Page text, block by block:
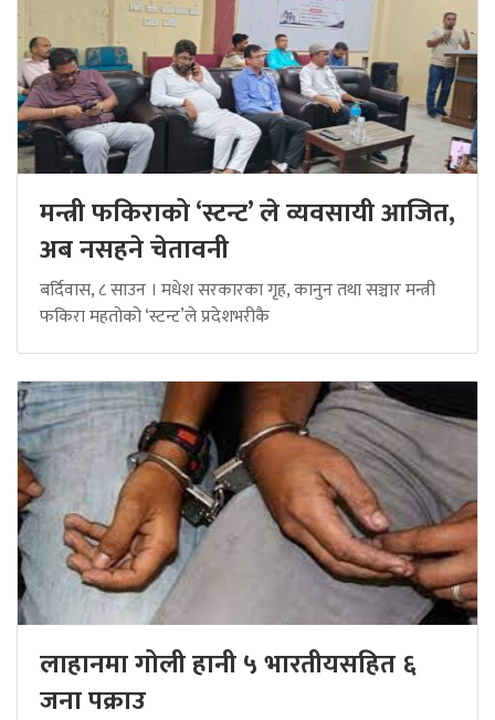
मन्त्री फकिराको ‘स्टन्ट’ ले व्यवसायी आजित,
अब नसहने चेतावनी
बर्दिवास, ८ साउन । मधेश सरकारका गृह, कानुन तथा सञ्चार मन्त्री
फकिरा महतोको ‘स्टन्ट’ले प्रदेशभरीकै
लाहानमा गोली हानी ५ भारतीयसहित ६
जना पक्राउ